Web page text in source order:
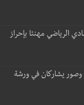
الرياضي مهنئا بإحراز
وصور يشاركان في ورشة